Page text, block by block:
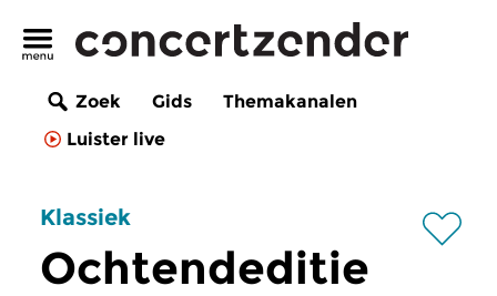
Zoek Gids
Themakanalen
Luister live
Klassiek
Ochtendeditie